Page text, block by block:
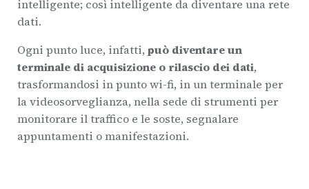
intelligente; così intelligente da diventare una rete
dati.
Ogni punto luce, infatti, può diventare un
terminale di acquisizione o rilascio dei dati,
trasformandosi in punto wi-fi, in un terminale per
la videosorveglianza, nella sede di strumenti per
monitorare il traffico e le soste, segnalare
appuntamenti o manifestazioni.